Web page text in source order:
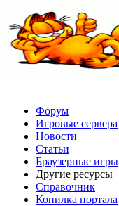
Форум
Игровые сервера
Новости
Статьи
Браузерные игры
Другие ресурсы
Справочник
Копилка портала